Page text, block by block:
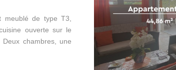
meublé de type T3,
ouverte sur le
chambres, une